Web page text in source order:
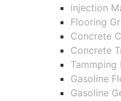
injection
Flooring
Concrete
Concrete
Tammping
Gasoline
Gasoline